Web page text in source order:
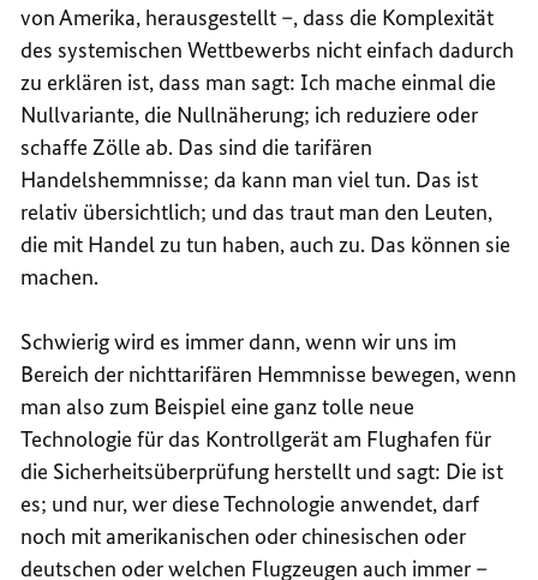
von Amerika, herausgestellt –, dass die Komplexität
des systemischen Wettbewerbs nicht einfach dadurch
zu erklären ist, dass man sagt: Ich mache einmal die
Nullvariante, die Nullnäherung; ich reduziere oder
schaffe Zölle ab. Das sind die tarifären
Handelshemmnisse; da kann man viel tun. Das ist
relativ übersichtlich; und das traut man den Leuten,
die mit Handel zu tun haben, auch zu. Das können sie
machen.
Schwierig wird es immer dann, wenn wir uns im
Bereich der nichttarifären Hemmnisse bewegen, wenn
man also zum Beispiel eine ganz tolle neue
Technologie für das Kontrollgerät am Flughafen für
die Sicherheitsüberprüfung herstellt und sagt: Die ist
es; und nur, wer diese Technologie anwendet, darf
noch mit amerikanischen oder chinesischen oder
deutschen oder welchen Flugzeugen auch immer –